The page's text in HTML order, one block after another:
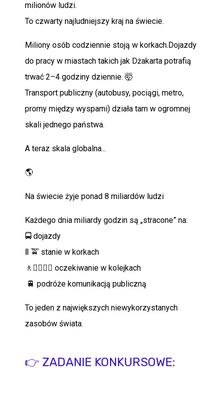
milionów ludzi.
To czwarty najludniejszy kraj na świecie.
Miliony osób codziennie stoją w korkach.Dojazdy
do pracy w miastach takich jak Dżakarta potrafią
trwać 2–4 godziny dziennie. 🤯
Transport publiczny (autobusy, pociągi, metro,
promy między wyspami) działa tam w ogromnej
skali jednego państwa.
A teraz skala globalna...
🌎
Na świecie żyje ponad 8 miliardów ludzi
Każdego dnia miliardy godzin są „stracone” na:
🚍 dojazdy
🚦 🚖 stanie w korkach
🚶🚶‍♀️🚶‍♂️ oczekiwanie w kolejkach
🚆 podróże komunikacją publiczną
To jeden z największych niewykorzystanych
zasobów świata.
👉 ZADANIE KONKURSOWE: